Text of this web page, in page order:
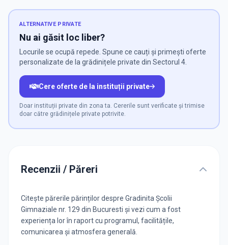
ALTERNATIVE PRIVATE
Nu ai găsit loc liber?
Locurile se ocupă repede. Spune ce cauți și primești oferte
personalizate de la grădinițele private din Sectorul 4.
Cere oferte de la instituții private
Doar instituții private din zona ta. Cererile sunt verificate și trimise
doar către grădinițele private potrivite.
Recenzii / Păreri
Citește părerile părinților despre Gradinita Școlii
Gimnaziale nr. 129 din Bucuresti și vezi cum a fost
experiența lor în raport cu programul, facilitățile,
comunicarea și atmosfera generală.